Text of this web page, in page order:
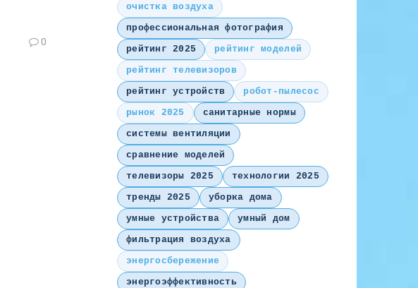
0
очистка воздуха
профессиональная фотография
рейтинг 2025
рейтинг моделей
рейтинг телевизоров
рейтинг устройств
робот-пылесос
рынок 2025
санитарные нормы
системы вентиляции
сравнение моделей
телевизоры 2025
технологии 2025
тренды 2025
уборка дома
умные устройства
умный дом
фильтрация воздуха
энергосбережение
энергоэффективность